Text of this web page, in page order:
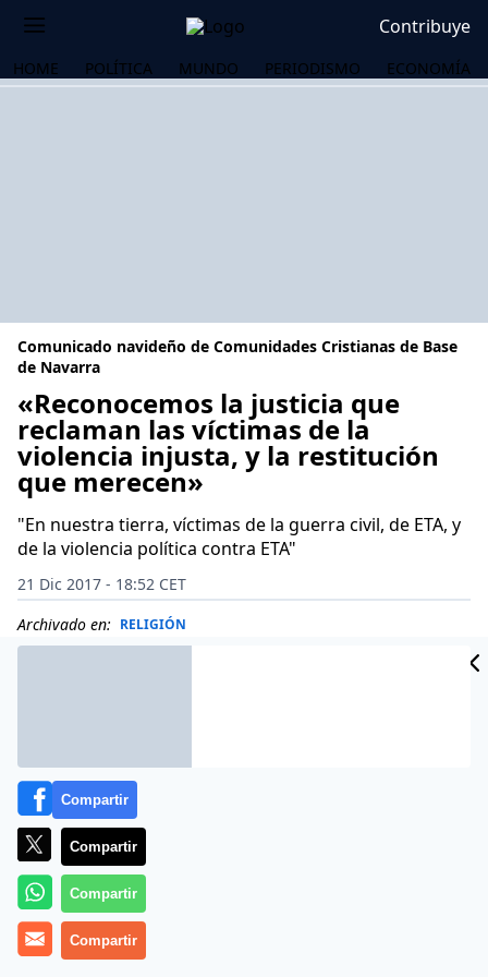
Contribuye
HOME POLÍTICA MUNDO PERIODISMO ECONOMÍA
Comunicado navideño de Comunidades Cristianas de Base
de Navarra
«Reconocemos la justicia que
reclaman las víctimas de la
violencia injusta, y la restitución
que merecen»
"En nuestra tierra, víctimas de la guerra civil, de ETA, y
de la violencia política contra ETA"
21 Dic 2017 - 18:52 CET
Archivado en: RELIGIÓN
Compartir
Compartir
Compartir
Compartir